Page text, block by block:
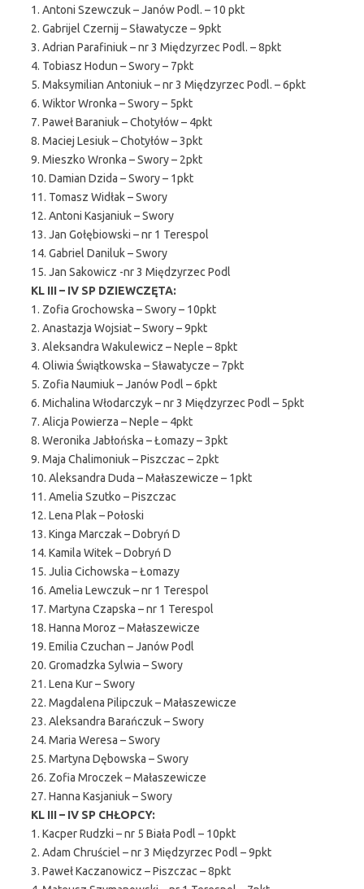
1. Antoni Szewczuk – Janów Podl. – 10 pkt
2. Gabrijel Czernij – Sławatycze – 9pkt
3. Adrian Parafiniuk – nr 3 Międzyrzec Podl. – 8pkt
4. Tobiasz Hodun – Swory – 7pkt
5. Maksymilian Antoniuk – nr 3 Międzyrzec Podl. – 6pkt
6. Wiktor Wronka – Swory – 5pkt
7. Paweł Baraniuk – Chotyłów – 4pkt
8. Maciej Lesiuk – Chotyłów – 3pkt
9. Mieszko Wronka – Swory – 2pkt
10. Damian Dzida – Swory – 1pkt
11. Tomasz Widłak – Swory
12. Antoni Kasjaniuk – Swory
13. Jan Gołębiowski – nr 1 Terespol
14. Gabriel Daniluk – Swory
15. Jan Sakowicz -nr 3 Międzyrzec Podl
KL III – IV SP DZIEWCZĘTA:
1. Zofia Grochowska – Swory – 10pkt
2. Anastazja Wojsiat – Swory – 9pkt
3. Aleksandra Wakulewicz – Neple – 8pkt
4. Oliwia Świątkowska – Sławatycze – 7pkt
5. Zofia Naumiuk – Janów Podl – 6pkt
6. Michalina Włodarczyk – nr 3 Międzyrzec Podl – 5pkt
7. Alicja Powierza – Neple – 4pkt
8. Weronika Jabłońska – Łomazy – 3pkt
9. Maja Chalimoniuk – Piszczac – 2pkt
10. Aleksandra Duda – Małaszewicze – 1pkt
11. Amelia Szutko – Piszczac
12. Lena Plak – Połoski
13. Kinga Marczak – Dobryń D
14. Kamila Witek – Dobryń D
15. Julia Cichowska – Łomazy
16. Amelia Lewczuk – nr 1 Terespol
17. Martyna Czapska – nr 1 Terespol
18. Hanna Moroz – Małaszewicze
19. Emilia Czuchan – Janów Podl
20. Gromadzka Sylwia – Swory
21. Lena Kur – Swory
22. Magdalena Pilipczuk – Małaszewicze
23. Aleksandra Barańczuk – Swory
24. Maria Weresa – Swory
25. Martyna Dębowska – Swory
26. Zofia Mroczek – Małaszewicze
27. Hanna Kasjaniuk – Swory
KL III – IV SP CHŁOPCY:
1. Kacper Rudzki – nr 5 Biała Podl – 10pkt
2. Adam Chruściel – nr 3 Międzyrzec Podl – 9pkt
3. Paweł Kaczanowicz – Piszczac – 8pkt